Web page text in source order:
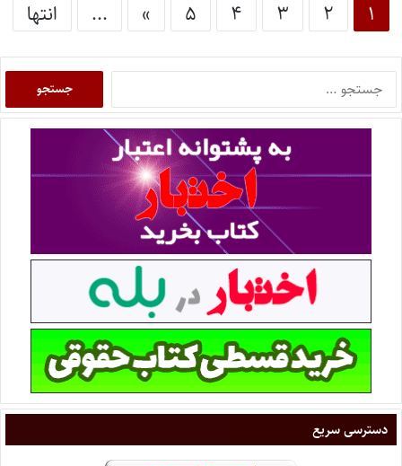
۱ ۲ ۳ ۴ ۵ »
... انتها
دسترسی سریع